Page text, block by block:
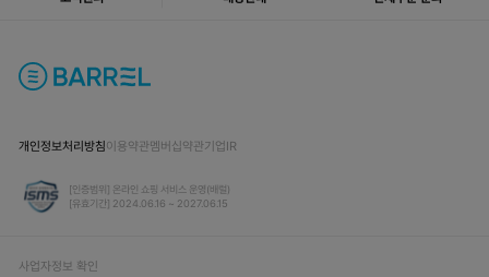
개인정보처리방침이용약관멤버십약관기업IR
[인증범위] 온라인 쇼핑 서비스 운영(배럴)
[유효기간] 2024.06.16 ~ 2027.06.15
사업자정보 확인